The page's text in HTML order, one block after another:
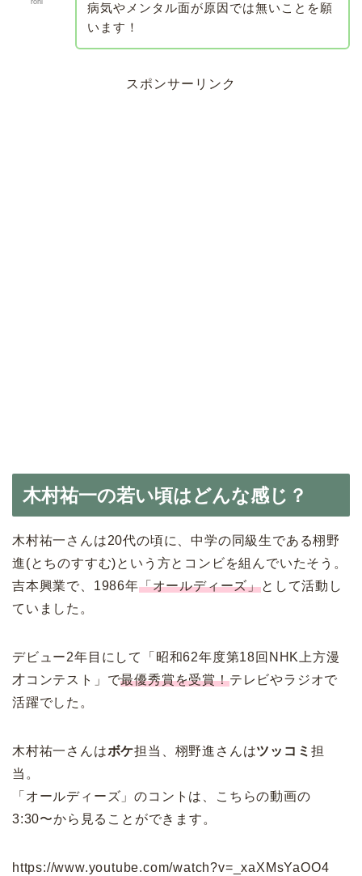
roni
病気やメンタル面が原因では無いことを願
います！
スポンサーリンク
木村祐一の若い頃はどんな感じ？
木村祐一さんは20代の頃に、中学の同級生である栩野
進(とちのすすむ)という方とコンビを組んでいたそう。
吉本興業で、1986年「オールディーズ」として活動し
ていました。
デビュー2年目にして「昭和62年度第18回NHK上方漫
才コンテスト」で最優秀賞を受賞！テレビやラジオで
活躍でした。
木村祐一さんはボケ担当、栩野進さんはツッコミ 担
当。
「オールディーズ」のコントは、こちらの動画の
3:30〜から見ることができます。
https://www.youtube.com/watch?v=_xaXMsYaOO4